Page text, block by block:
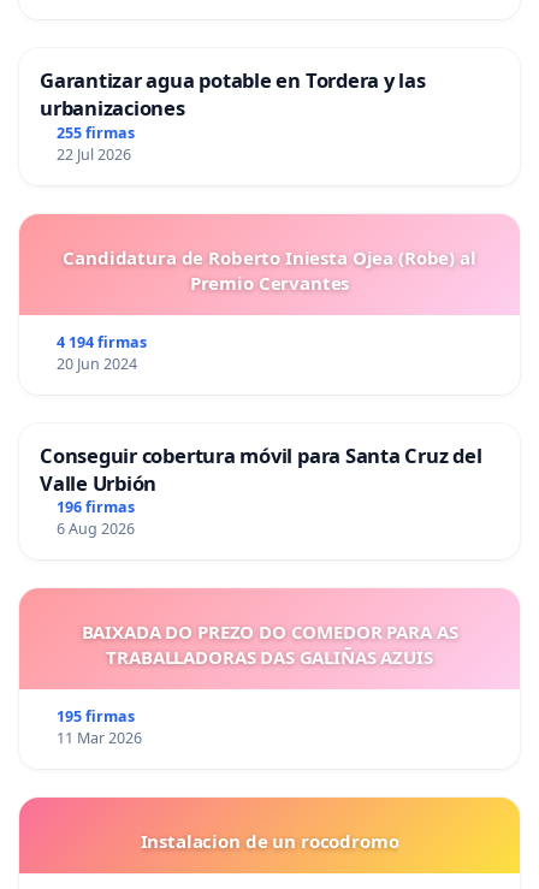
Garantizar agua potable en Tordera y las
urbanizaciones
255 firmas
22 Jul 2026
Candidatura de Roberto Iniesta Ojea (Robe) al
Premio Cervantes
4 194 firmas
20 Jun 2024
Conseguir cobertura móvil para Santa Cruz del
Valle Urbión
196 firmas
6 Aug 2026
BAIXADA DO PREZO DO COMEDOR PARA AS
TRABALLADORAS DAS GALIÑAS AZUIS
195 firmas
11 Mar 2026
Instalacion de un rocodromo